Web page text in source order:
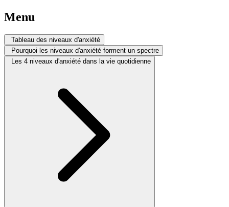
Menu
Tableau des niveaux d'anxiété
Pourquoi les niveaux d'anxiété forment un spectre
Les 4 niveaux d'anxiété dans la vie quotidienne